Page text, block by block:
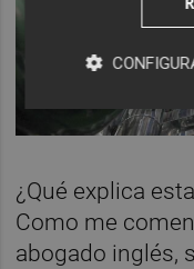
¿Qué explica
Como me
abogado inglés,